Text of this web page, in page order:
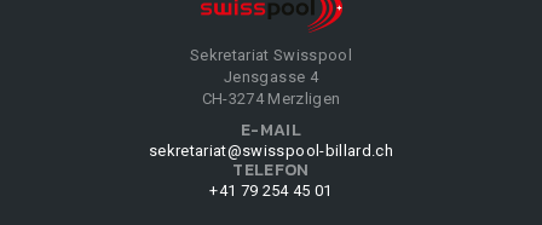
Sekretariat Swisspool
Jensgasse 4
CH-3274 Merzligen
E-MAIL
sekretariat@swisspool-billard.ch
TELEFON
+41 79 254 45 01